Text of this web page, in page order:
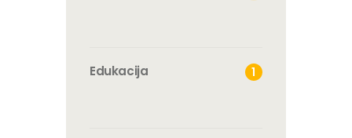
Edukacija 1